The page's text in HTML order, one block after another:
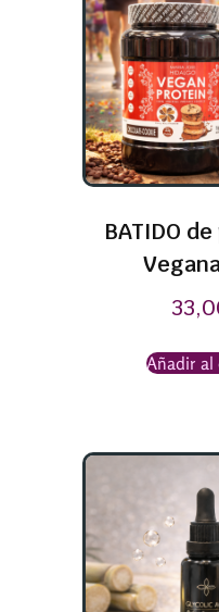
BATIDO
Añadir al